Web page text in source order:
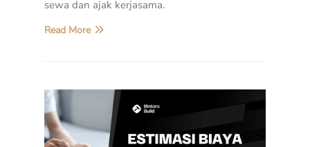
sewa dan ajak kerjasama.
Read More